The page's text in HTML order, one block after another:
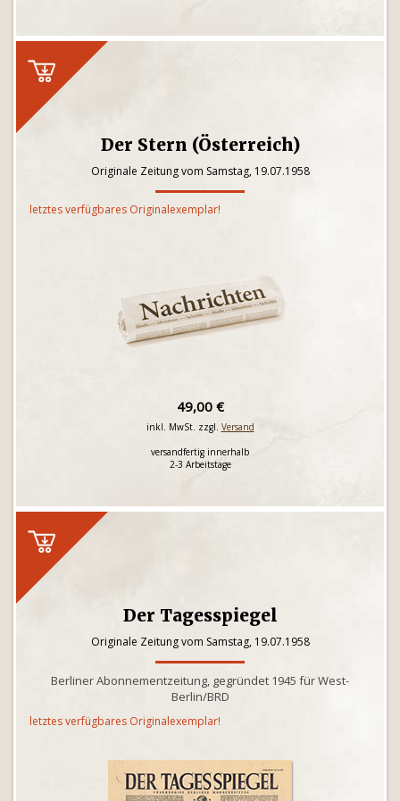
Der Stern (Österreich)
Originale Zeitung vom Samstag, 19.07.1958
letztes verfügbares Originalexemplar!
49,00 €
inkl. MwSt. zzgl. Versand
versandfertig innerhalb
2-3 Arbeitstage
Der Tagesspiegel
Originale Zeitung vom Samstag, 19.07.1958
Berliner Abonnementzeitung, gegründet 1945 für West-
Berlin/BRD
letztes verfügbares Originalexemplar!